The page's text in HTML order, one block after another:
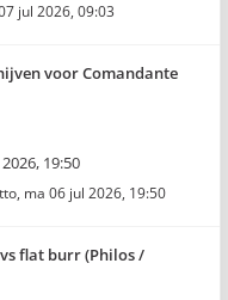
jul 2026, 09:03
voor Comandante
19:50
, ma 06 jul 2026, 19:50
flat burr (Philos /